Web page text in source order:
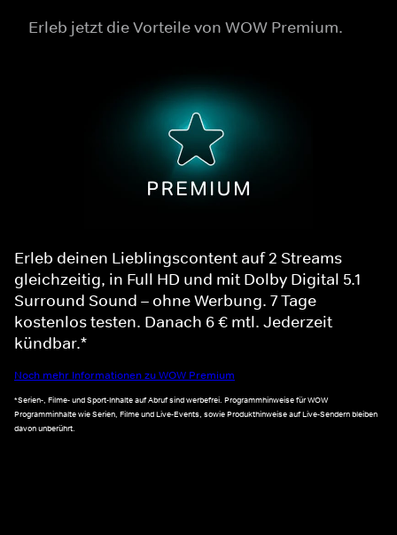
Erleb jetzt die Vorteile von WOW Premium.
Erleb deinen Lieblingscontent auf 2 Streams
gleichzeitig, in Full HD und mit Dolby Digital 5.1
Surround Sound – ohne Werbung. 7 Tage
kostenlos testen. Danach 6 € mtl. Jederzeit
kündbar.*
Noch mehr Informationen zu WOW Premium
*Serien-, Filme- und Sport-Inhalte auf Abruf sind werbefrei. Programmhinweise für WOW
Programminhalte wie Serien, Filme und Live-Events, sowie Produkthinweise auf Live-Sendern bleiben
davon unberührt.